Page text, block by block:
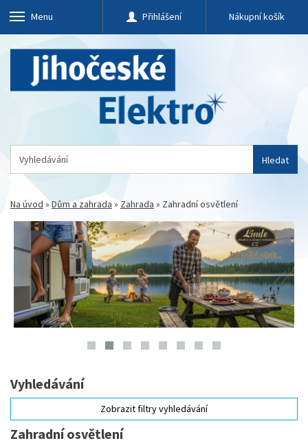
Menu Přihlášení Nákupní košík
Hledat
Na úvod »Dům a zahrada » Zahrada » Zahradní osvětlení
Vyhledávání
Zobrazit filtry vyhledávání
Zahradní osvětlení